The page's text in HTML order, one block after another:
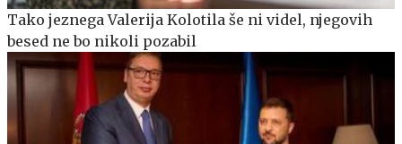
Tako jeznega Valerija Kolotila še ni videl, njegovih
besed ne bo nikoli pozabil